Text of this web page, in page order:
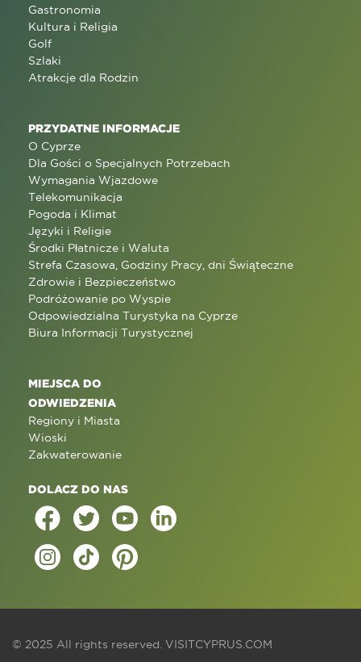
Gastronomia
Kultura i Religia
Golf
Szlaki
Atrakcje dla Rodzin
PRZYDATNE INFORMACJE
O Cyprze
Dla Gości o Specjalnych Potrzebach
Wymagania Wjazdowe
Telekomunikacja
Pogoda i Klimat
Języki i Religie
Środki Płatnicze i Waluta
Strefa Czasowa, Godziny Pracy, dni Świąteczne
Zdrowie i Bezpieczeństwo
Podróżowanie po Wyspie
Odpowiedzialna Turystyka na Cyprze
Biura Informacji Turystycznej
MIEJSCA DO
ODWIEDZENIA
Regiony i Miasta
Wioski
Zakwaterowanie
DOLACZ DO NAS
© 2025 All rights reserved. VISITCYPRUS.COM